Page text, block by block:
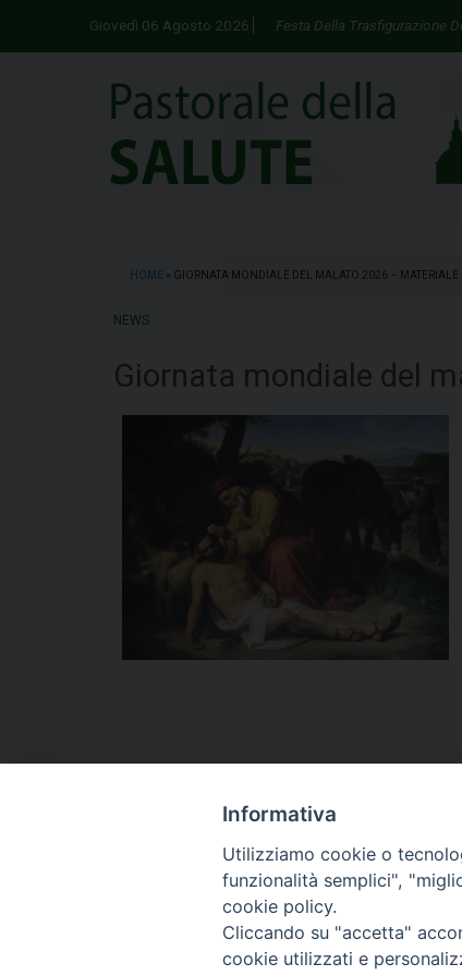
Giovedì 06 Agosto 2026 Festa Della Trasfigurazione
HOME » GIORNATA MONDIALE DEL MALATO 2026 – MATERIALE
NEWS
Giornata mondiale del
Informativa
Utilizziamo cookie o
funzionalità semplici",
cookie policy.
Cliccando su "accetta"
cookie utilizzati e